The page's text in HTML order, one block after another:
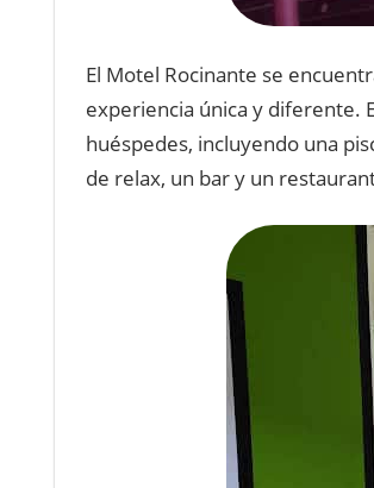
El Motel Rocinante se encuent
experiencia única ydiferente.
huéspedes, incluyendouna p
de relax, un baryun